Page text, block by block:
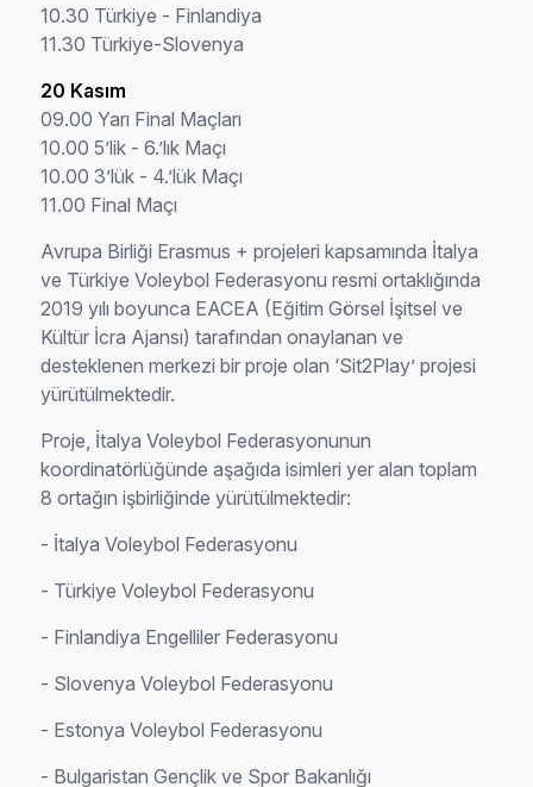
10.30 Türkiye - Finlandiya
11.30 Türkiye-Slovenya
20 Kasım
09.00 Yarı Final Maçları
10.00 5’lik - 6.’lık Maçı
10.00 3’lük - 4.’lük Maçı
11.00 Final Maçı
Avrupa Birliği Erasmus + projeleri kapsamında İtalya
ve Türkiye Voleybol Federasyonu resmi ortaklığında
2019 yılı boyunca EACEA (Eğitim Görsel İşitsel ve
Kültür İcra Ajansı) tarafından onaylanan ve
desteklenen merkezi bir proje olan ‘Sit2Play’ projesi
yürütülmektedir.
Proje, İtalya Voleybol Federasyonunun
koordinatörlüğünde aşağıda isimleri yer alan toplam
8 ortağın işbirliğinde yürütülmektedir:
- İtalya Voleybol Federasyonu
- Türkiye Voleybol Federasyonu
- Finlandiya Engelliler Federasyonu
- Slovenya Voleybol Federasyonu
- Estonya Voleybol Federasyonu
- Bulgaristan Gençlik ve Spor Bakanlığı